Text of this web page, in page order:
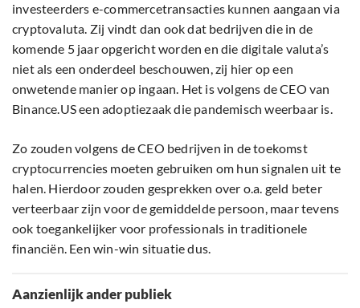
investeerders e-commercetransacties kunnen aangaan via
cryptovaluta. Zij vindt dan ook dat bedrijven die in de
komende 5 jaar opgericht worden en die digitale valuta’s
niet als een onderdeel beschouwen, zij hier op een
onwetende manier op ingaan. Het is volgens de CEO van
Binance.US een adoptiezaak die pandemisch weerbaar is.
Zo zouden volgens de CEO bedrijven in de toekomst
cryptocurrencies moeten gebruiken om hun signalen uit te
halen. Hierdoor zouden gesprekken over o.a. geld beter
verteerbaar zijn voor de gemiddelde persoon, maar tevens
ook toegankelijker voor professionals in traditionele
financiën. Een win-win situatie dus.
Aanzienlijk ander publiek